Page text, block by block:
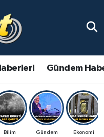
Gündem
Bilim Gündem Ekonomi